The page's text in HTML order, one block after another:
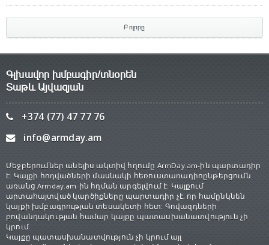
Բոլորը
Գլխավոր խմբագիր/տնօրեն
Տաթև Այվազյան
+374 (77) 47 77 76
info@armday.am
Մեջբերումներ անելիս ակտիվ հղումը ArmDay.am-ին պարտադիր
է: Կայքի հոդվածների մասնակի հեռուստառադիոընթերցումն
առանց Armday.am-ին հղման արգելվում է: Կայքում
արտահայտված կարծիքները պարտադիր չէ, որ համընկնեն
կայքի խմբագրության տեսակետի հետ: Գովազդների
բովանդակության համար կայքը պատասխանատվություն չի
կրում:
Կայքը պատասխանատվություն չի կրում այլ